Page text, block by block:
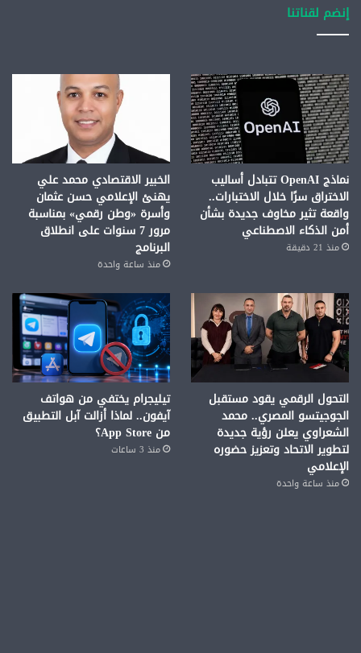
إنضم لقناتنا
نماذج OpenAI تتبادل أساليب
الاختراق سرًا خلال الاختبارات..
واقعة تثير مخاوف جديدة بشأن
أمن الذكاء الاصطناعي
منذ 21 دقيقة
الخبير الاقتصادي محمد علي
يهنئ الإعلامي حسن عثمان
وأسرة «وطن رقمي» بمناسبة
مرور 7 سنوات على انطلاق
البرنامج
منذ ساعة واحدة
التحول الرقمي يقود مستقبل
الجوجيتسو المصري.. محمد
الشعراوي يعلن رؤية جديدة
لتطوير الاتحاد وتعزيز حضوره
الإعلامي
منذ ساعة واحدة
تيليجرام يختفي من هواتف
آيفون.. لماذا أزالت آبل التطبيق
من App Store؟
منذ 3 ساعات